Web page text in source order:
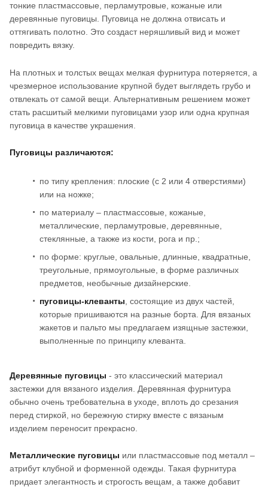
тонкие пластмассовые, перламутровые, кожаные или
деревянные пуговицы. Пуговица не должна отвисать и
оттягивать полотно. Это создаст неряшливый вид и может
повредить вязку.
На плотных и толстых вещах мелкая фурнитура потеряется, а
чрезмерное использование крупной будет выглядеть грубо и
отвлекать от самой вещи. Альтернативным решением может
стать расшитый мелкими пуговицами узор или одна крупная
пуговица в качестве украшения.
Пуговицы различаются:
по типу крепления: плоские (с 2 или 4 отверстиями)
или на ножке;
по материалу – пластмассовые, кожаные,
металлические, перламутровые, деревянные,
стеклянные, а также из кости, рога и пр.;
по форме: круглые, овальные, длинные, квадратные,
треугольные, прямоугольные, в форме различных
предметов, необычные дизайнерские.
пуговицы-клеванты , состоящие из двух частей,
которые пришиваются на разные борта. Для вязаных
жакетов и пальто мы предлагаем изящные застежки,
выполненные по принципу клеванта.
Деревянные пуговицы - это классический материал
застежки для вязаного изделия. Деревянная фурнитура
обычно очень требовательна в уходе, вплоть до срезания
перед стиркой, но бережную стирку вместе с вязаным
изделием переносит прекрасно.
Металлические пуговицы или пластмассовые под металл –
атрибут клубной и форменной одежды. Такая фурнитура
придает элегантность и строгость вещам, а также добавит